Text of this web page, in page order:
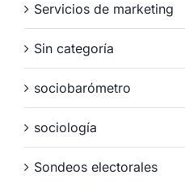
Servicios de marketing
Sin categoría
sociobarómetro
sociología
Sondeos electorales